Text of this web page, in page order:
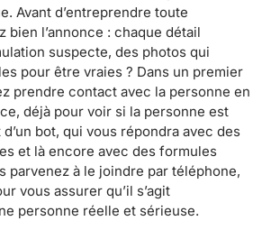
Avant d’entreprendre toute
bien l’annonce : chaque détail
suspecte, des photos qui
pour être vraies ? Dans un premier
prendre contact avec la personne en
déjà pour voir si la personne est
d’un bot, qui vous répondra avec des
et là encore avec des formules
parvenez à le joindre par téléphone,
vous assurer qu’il s’agit
personne réelle et sérieuse.